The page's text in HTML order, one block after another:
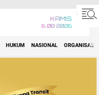
KAMIS
6 08 2026
HUKUM NASIONAL ORGANISASI